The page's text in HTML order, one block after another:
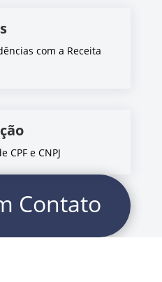
com a Receita
CPF e CNPJ
Contato